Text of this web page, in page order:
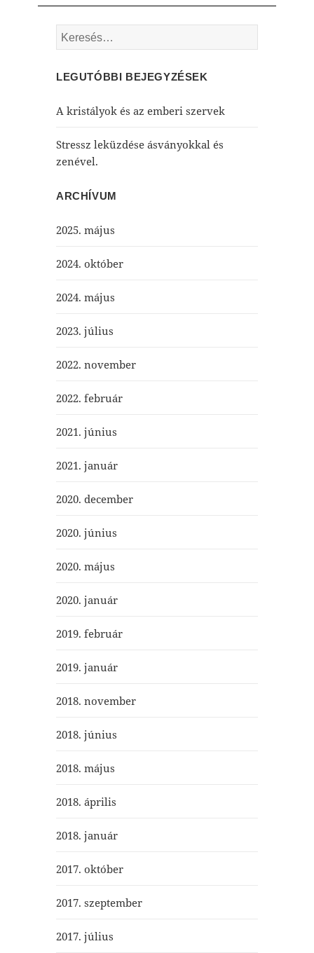
Keresés:
LEGUTÓBBI BEJEGYZÉSEK
A kristályok és az emberi szervek
Stressz leküzdése ásványokkal és
zenével.
ARCHÍVUM
2025. május
2024. október
2024. május
2023. július
2022. november
2022. február
2021. június
2021. január
2020. december
2020. június
2020. május
2020. január
2019. február
2019. január
2018. november
2018. június
2018. május
2018. április
2018. január
2017. október
2017. szeptember
2017. július